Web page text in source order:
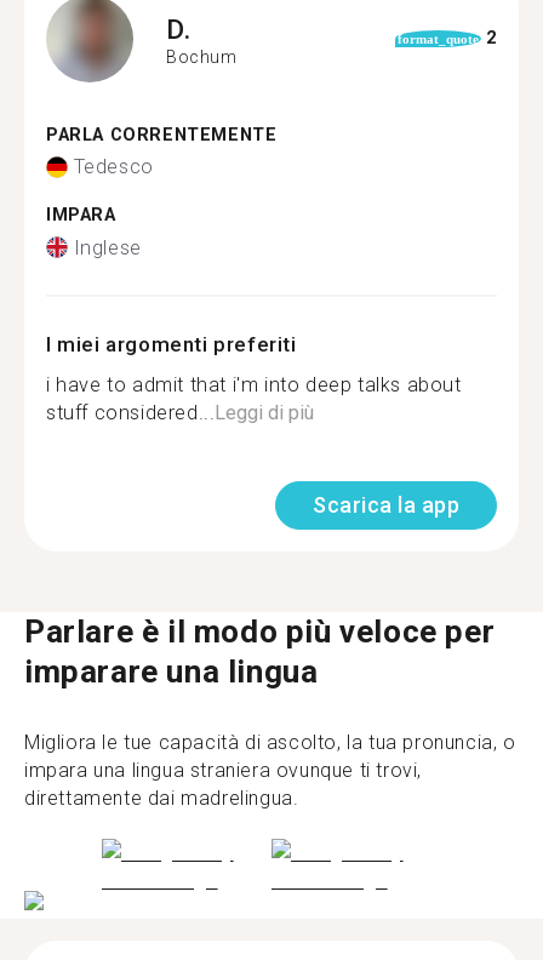
D.
Bochum
format_quote 2
PARLA CORRENTEMENTE
Tedesco
IMPARA
Inglese
I miei argomenti preferiti
i have to admit that i'm into deep talks about
stuff considered... Leggi di più
Scarica la app
Parlare è il modo più veloce per
imparare una lingua
Migliora le tue capacità di ascolto, la tua pronuncia, o
impara una lingua straniera ovunque ti trovi,
direttamente dai madrelingua.